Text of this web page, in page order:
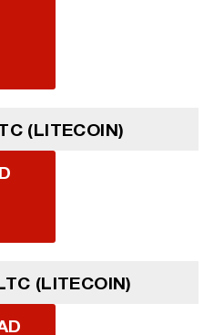
(LITECOIN)
(LITECOIN)